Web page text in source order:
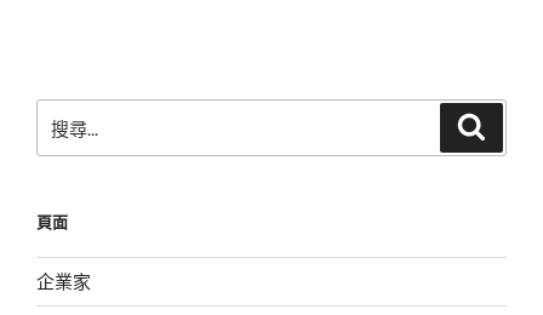
尋
字:
頁面
企業家